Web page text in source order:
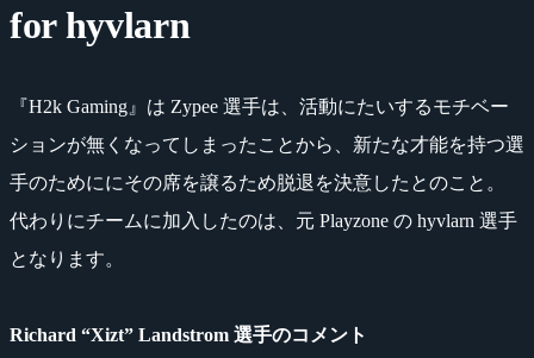
for hyvlarn
『H2k Gaming』は Zypee 選手は、活動にたいするモチベー
ションが無くなってしまったことから、新たな才能を持つ選
手のためににその席を譲るため脱退を決意したとのこと。
代わりにチームに加入したのは、元 Playzone の hyvlarn 選手
となります。
Richard “Xizt” Landstrom 選手のコメント